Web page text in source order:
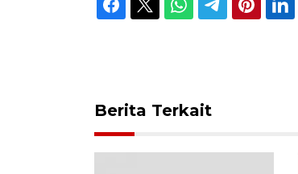
Berita Terkait